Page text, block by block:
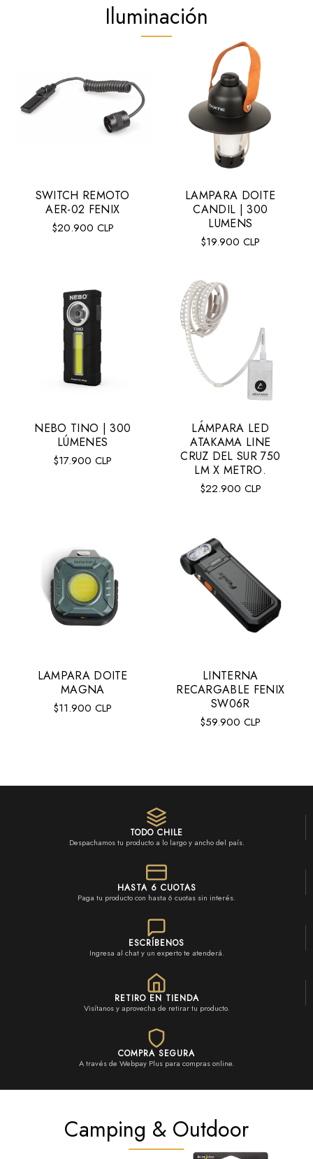
Iluminación
SWITCH REMOTO
AER-02 FENIX
Precio
$20.900 CLP
LAMPARA DOITE
CANDIL | 300
LUMENS
Precio
$19.900 CLP
NEBO TINO | 300
LÚMENES
Precio
$17.900 CLP
LÁMPARA LED
ATAKAMA LINE
CRUZ DEL SUR 750
LM X METRO.
Precio
$22.900 CLP
LAMPARA DOITE
MAGNA
Precio
$11.900 CLP
LINTERNA
RECARGABLE FENIX
SW06R
Precio
$59.900 CLP
TODO CHILE
Despachamos tu producto a lo largo y ancho del país.
HASTA 6 CUOTAS
Paga tu producto con hasta 6 cuotas sin interés.
ESCRÍBENOS
Ingresa al chat y un experto te atenderá.
RETIRO EN TIENDA
Visítanos y aprovecha de retirar tu producto.
COMPRA SEGURA
A través de Webpay Plus para compras online.
Camping & Outdoor